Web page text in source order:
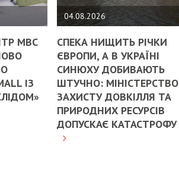
МВС
ІЗ
04.08.2026
СПЕКА НИЩИТЬ РІЧКИ
ЄВРОПИ, А В УКРАЇНІ
СИНЮХУ ДОБИВАЮТЬ
ШТУЧНО: МІНІСТЕРСТВО
ЗАХИСТУ ДОВКІЛЛЯ ТА
ПРИРОДНИХ РЕСУРСІВ
ДОПУСКАЄ КАТАСТРОФУ